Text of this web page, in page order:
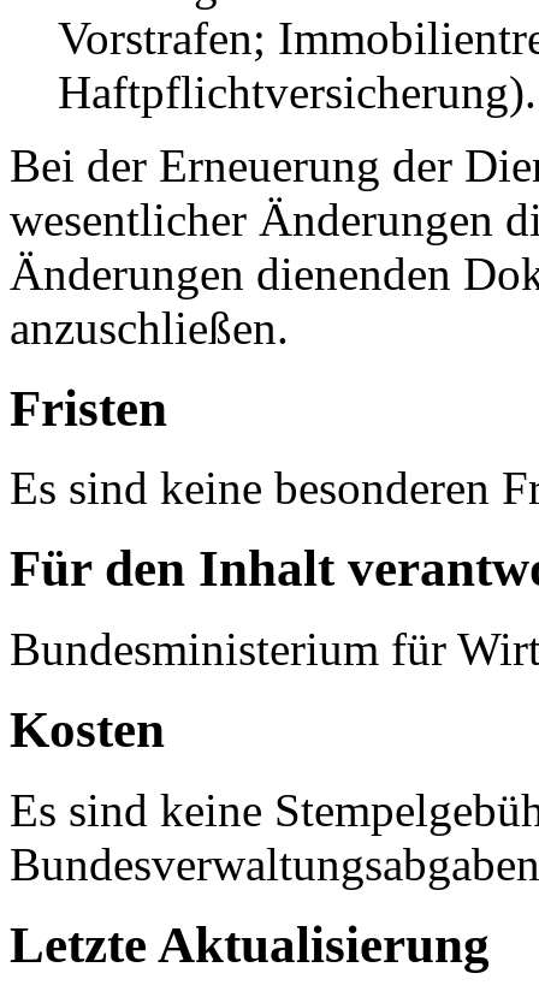
Vorstrafen;
Haftpflichtversicherung).
Bei der Erneuerung der
wesentlicher Änderungen
Änderungen dienenden
anzuschließen.
Fristen
Es sind keine besonderen
Für den Inhalt
Bundesministerium für
Kosten
Es sind keine
Letzte Aktualisierung